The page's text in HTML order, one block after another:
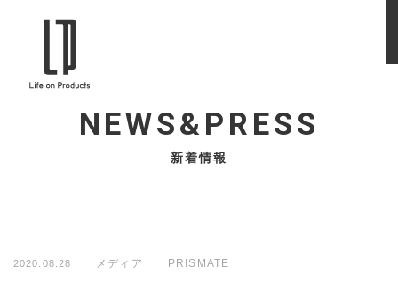
NEWS&PRESS
新着情報
2020.08.28 メディア PRISMATE